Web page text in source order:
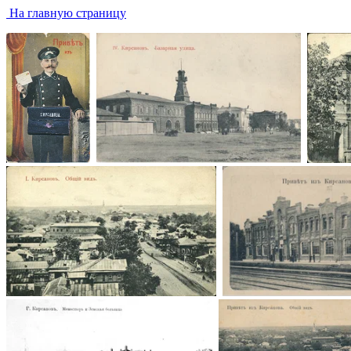
На главную страницу